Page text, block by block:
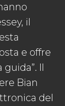
il
e offre
Il
Bian
del